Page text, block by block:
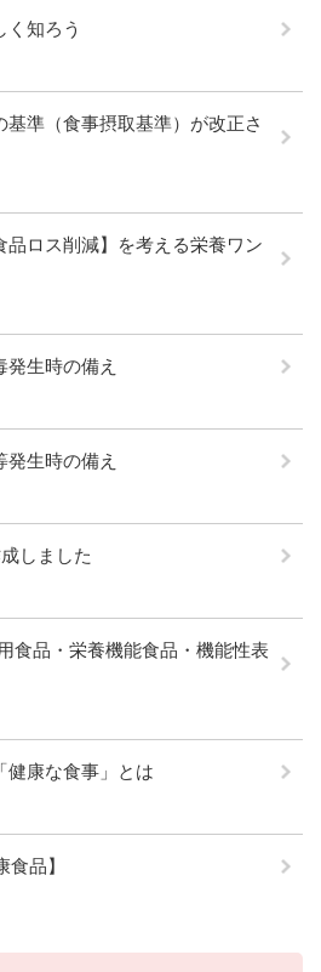
く知ろう
準（食事摂取基準）が改正さ
品ロス削減】を考える栄養ワン
生時の備え
生時の備え
しました
食品・栄養機能食品・機能性表
健康な食事」とは
品】